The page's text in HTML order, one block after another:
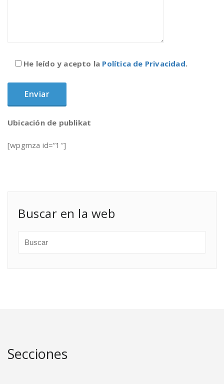
He leído y acepto la Política de Privacidad.
Ubicación de publikat
[wpgmza id=”1″]
Buscar en la web
Secciones